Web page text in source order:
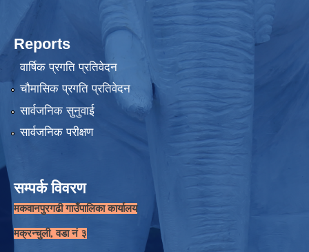
Reports
वार्षिक प्रगति प्रतिवेदन
चौमासिक प्रगति प्रतिवेदन
सार्वजनिक सुनुवाई
सार्वजनिक परीक्षण
सम्पर्क विवरण
मकवानपुरगढी गाउँपालिका कार्यालय
मक्रन्चुली, वडा नं ३